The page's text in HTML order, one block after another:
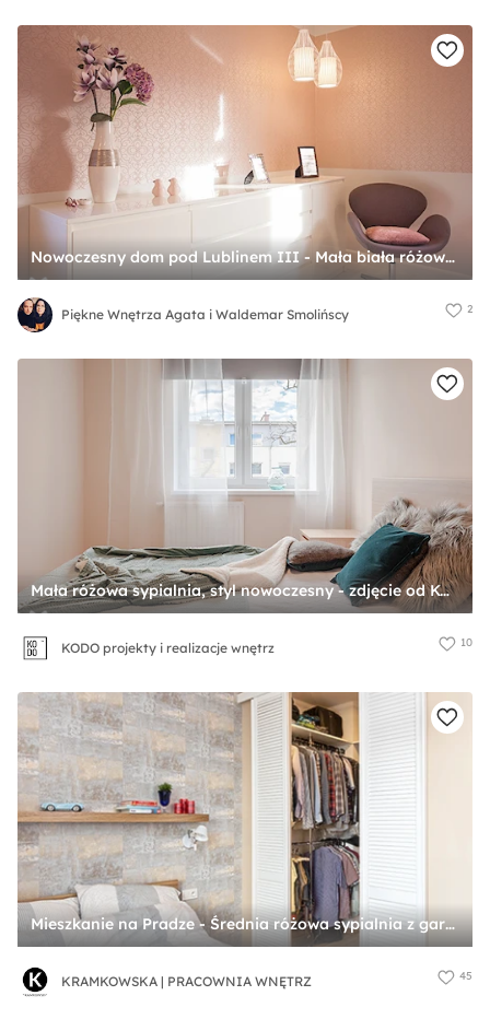
Nowoczesny dom pod Lublinem III - Mała biała różowa sypialnia, styl nowoczesny - zdjęcie od Piękne Wnętrza Agata i Waldemar Smolińscy
Piękne Wnętrza Agata i Waldemar Smolińscy 2
Mała różowa sypialnia, styl nowoczesny - zdjęcie od KODO projekty i realizacje wnętrz
KODO projekty i realizacje wnętrz 10
Mieszkanie na Pradze - Średnia różowa sypialnia z garderobą, styl minimalistyczny - zdjęcie od KRAMKOWSKA | PRACOWNIA WNĘTRZ
KRAMKOWSKA | PRACOWNIA WNĘTRZ 45